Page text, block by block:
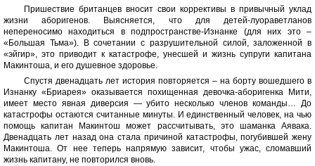
Пришествие британцев вносит свои коррективы в привычный уклад
жизни аборигенов. Выясняется, что для детей-луораветланов
непереносимо находиться в подпространстве-Изнанке (для них это –
«Большая Тьма»). В сочетании с разрушительной силой, заложенной в
«эйгир», это приводит к катастрофе, унесшей и жизнь супруги капитана
Макинтоша, и его душевное здоровье.
Спустя двенадцать лет история повторяется – на борту вошедшего в
Изнанку «Бриарея» оказывается похищенная девочка-аборигенка Мити,
имеет место явная диверсия — убито несколько членов команды… До
катастрофы остаются считанные минуты. И единственный человек, на чью
помощь капитан Макинтош может рассчитывать, это шаманка Аявака.
Двенадцать лет назад она стала причиной катастрофы, погубившей жену
Макинтоша. От нее теперь напрямую зависит, чтобы ужас, сломавший
жизнь капитану, не повторился вновь.